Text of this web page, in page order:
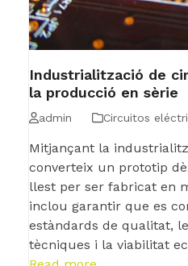
Industrialització de
la producció en sèrie
admin Circuitos
Mitjançant la
converteix un prototip
llest per ser fabricat en
inclou garantir que es
estàndards de qualitat,
tècniques i la viabilitat